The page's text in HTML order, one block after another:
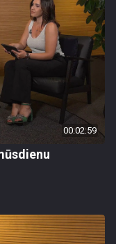
00:02:59